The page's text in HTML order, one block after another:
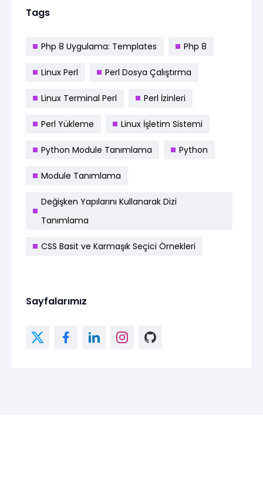
Tags
Php 8 Uygulama: Templates Php 8
Linux Perl Perl Dosya Çalıştırma
Linux Terminal Perl Perl İzinleri
Perl Yükleme Linux İşletim Sistemi
Python Module Tanımlama Python
Module Tanımlama
Değişken Yapılarını Kullanarak Dizi
Tanımlama
CSS Basit ve Karmaşık Seçici Örnekleri
Sayfalarımız